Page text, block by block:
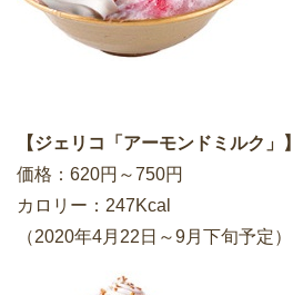
【ジェリコ「アーモンドミルク」】
価格：620円～750円
カロリー：247Kcal
（2020年4月22日～9月下旬予定）